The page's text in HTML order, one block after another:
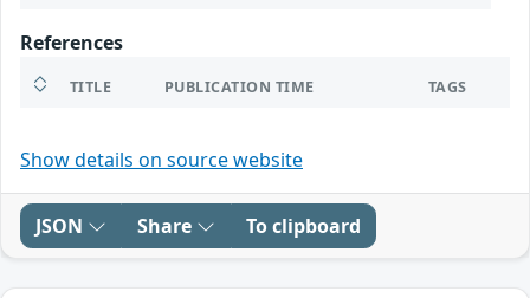
References
TITLE PUBLICATION TIME TAGS
Show details on source website
JSON Share To clipboard